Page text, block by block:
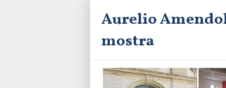
Aurelio
mostra